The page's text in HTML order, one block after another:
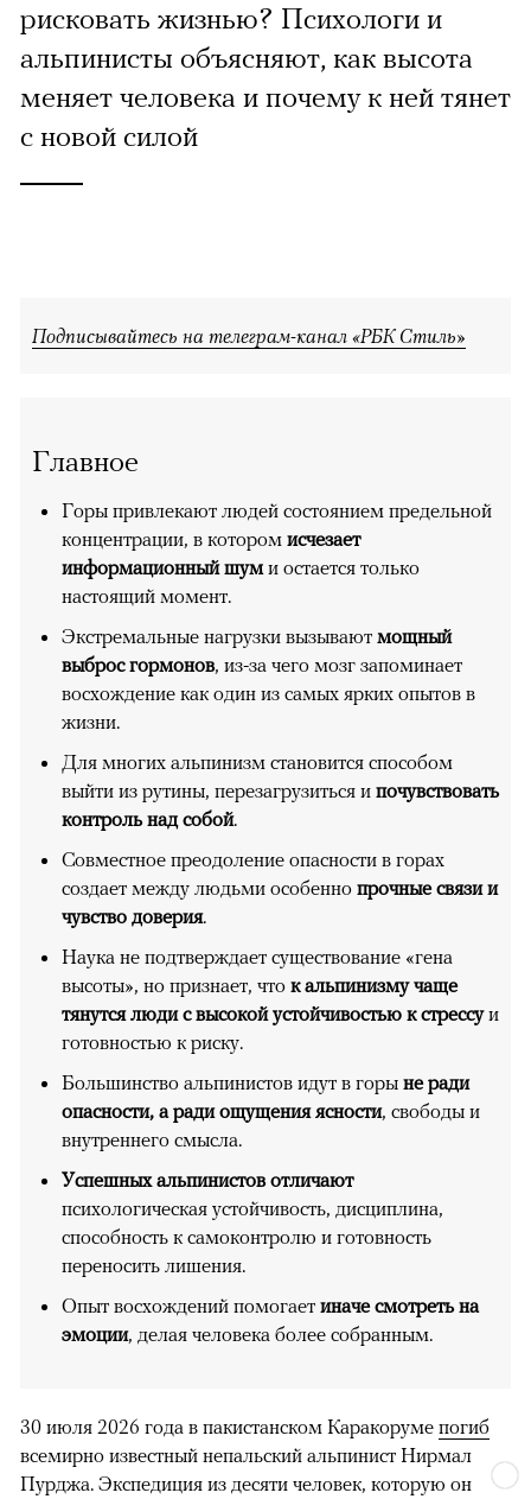
рисковать жизнью? Психологи и
альпинисты объясняют, как высота
меняет человека и почему к ней тянет
с новой силой
Подписывайтесь на телеграм-канал «РБК Стиль»
Главное
Горы привлекают людей состоянием предельной
концентрации, в котором исчезает
информационный шуми остается только
настоящий момент.
Экстремальные нагрузки вызывают мощный
выброс гормонов, из-за чего мозг запоминает
восхождение как один из самых ярких опытов в
жизни.
Для многих альпинизм становится способом
выйти из рутины, перезагрузиться и почувствовать
контроль над собой.
Совместное преодоление опасности в горах
создает между людьми особенно прочные связи и
чувство доверия.
Наука не подтверждает существование «гена
высоты», но признает, что к альпинизму чаще
тянутся люди с высокой устойчивостью к стрессуи
готовностью к риску.
Большинство альпинистов идут в горы не ради
опасности, а ради ощущения ясности, свободы и
внутреннего смысла.
Успешных альпинистов отличают
психологическая устойчивость, дисциплина,
способность к самоконтролю и готовность
переносить лишения.
Опыт восхождений помогает иначе смотреть на
эмоции, делая человека более собранным.
30 июля 2026 года в пакистанском Каракоруме погиб
всемирно известный непальский альпинист Нирмал
Пурджа. Экспедиция из десяти человек, которую он